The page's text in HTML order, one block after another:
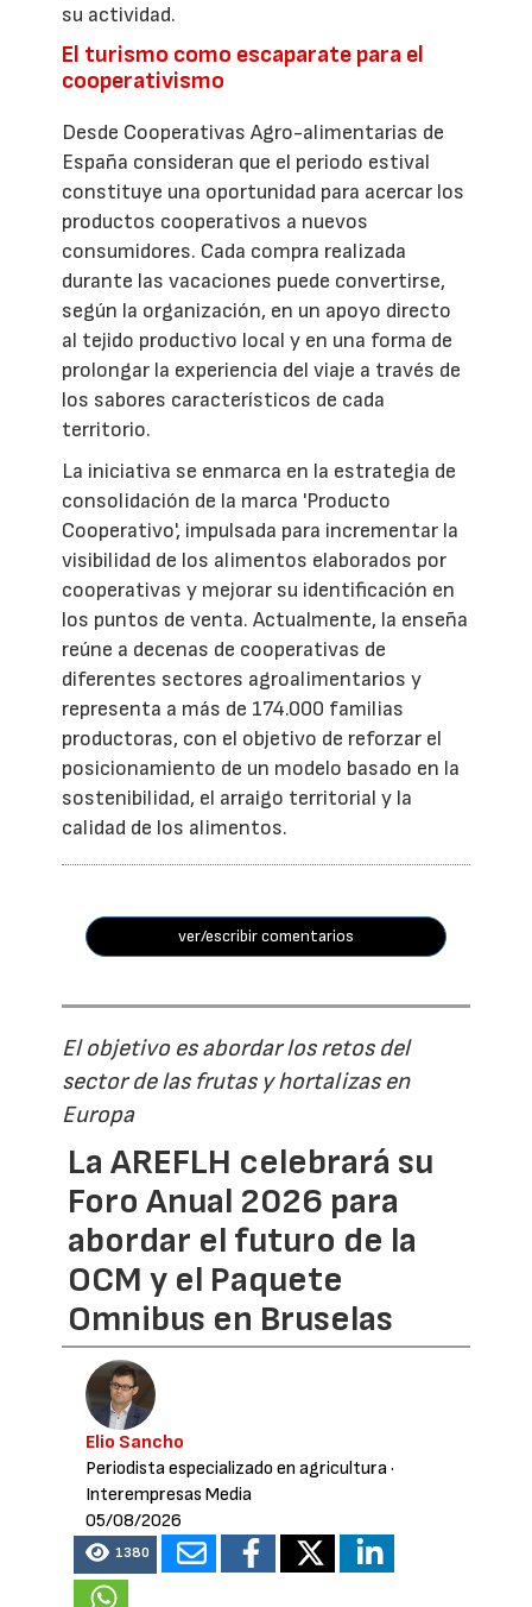
su actividad.
El turismo como escaparate para el
cooperativismo
Desde Cooperativas Agro-alimentarias de
España consideran que el periodo estival
constituye una oportunidad para acercar los
productos cooperativos a nuevos
consumidores. Cada compra realizada
durante las vacaciones puede convertirse,
según la organización, en un apoyo directo
al tejido productivo local y en una forma de
prolongar la experiencia del viaje a través de
los sabores característicos de cada
territorio.
La iniciativa se enmarca en la estrategia de
consolidación de la marca 'Producto
Cooperativo', impulsada para incrementar la
visibilidad de los alimentos elaborados por
cooperativas y mejorar su identificación en
los puntos de venta. Actualmente, la enseña
reúne a decenas de cooperativas de
diferentes sectores agroalimentarios y
representa a más de 174.000 familias
productoras, con el objetivo de reforzar el
posicionamiento de un modelo basado en la
sostenibilidad, el arraigo territorial y la
calidad de los alimentos.
ver/escribir comentarios
El objetivo es abordar los retos del
sector de las frutas y hortalizas en
Europa
La AREFLH celebrará su
Foro Anual 2026 para
abordar el futuro de la
OCM y el Paquete
Omnibus en Bruselas
Elio Sancho
Periodista especializado en agricultura·
Interempresas Media
05/08/2026
1380